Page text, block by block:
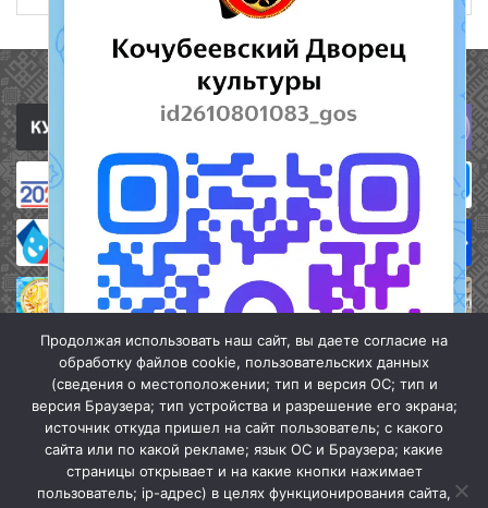
Полезные ссылки
Продолжая использовать наш сайт, вы даете согласие на
обработку файлов cookie, пользовательских данных
(сведения о местоположении; тип и версия ОС; тип и
версия Браузера; тип устройства и разрешение его экрана;
источник откуда пришел на сайт пользователь; с какого
сайта или по какой рекламе; язык ОС и Браузера; какие
страницы открывает и на какие кнопки нажимает
пользователь; ip-адрес) в целях функционирования сайта,